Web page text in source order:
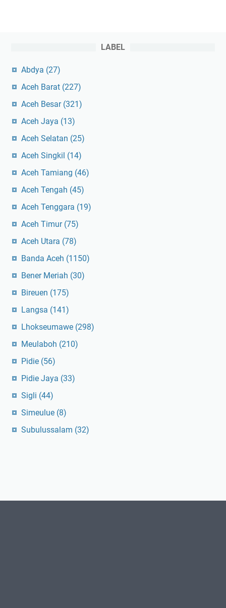
LABEL
Abdya (27)
Aceh Barat (227)
Aceh Besar (321)
Aceh Jaya (13)
Aceh Selatan (25)
Aceh Singkil (14)
Aceh Tamiang (46)
Aceh Tengah (45)
Aceh Tenggara (19)
Aceh Timur (75)
Aceh Utara (78)
Banda Aceh (1150)
Bener Meriah (30)
Bireuen (175)
Langsa (141)
Lhokseumawe (298)
Meulaboh (210)
Pidie (56)
Pidie Jaya (33)
Sigli (44)
Simeulue (8)
Subulussalam (32)